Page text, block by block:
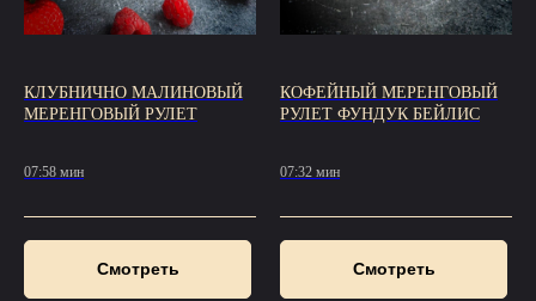
КЛУБНИЧНО МАЛИНОВЫЙ
МЕРЕНГОВЫЙ РУЛЕТ
07:58 мин
Смотреть
КОФЕЙНЫЙ МЕРЕНГОВЫЙ
РУЛЕТ ФУНДУК БЕЙЛИС
07:32 мин
Смотреть